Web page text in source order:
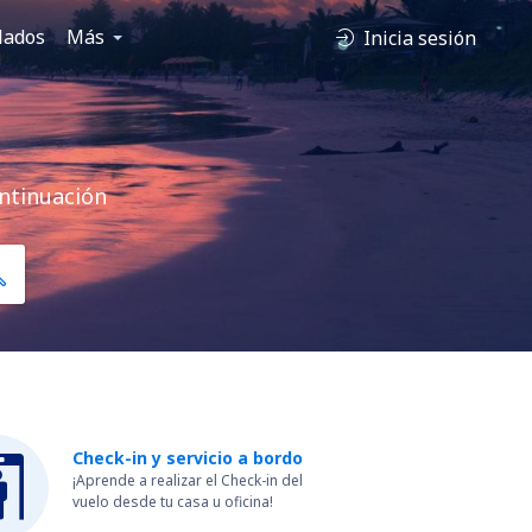
Más Inicia sesión
Check-in y servicio a bordo
¡Aprende a realizar el Check-in del
vuelo desde tu casa u oficina!